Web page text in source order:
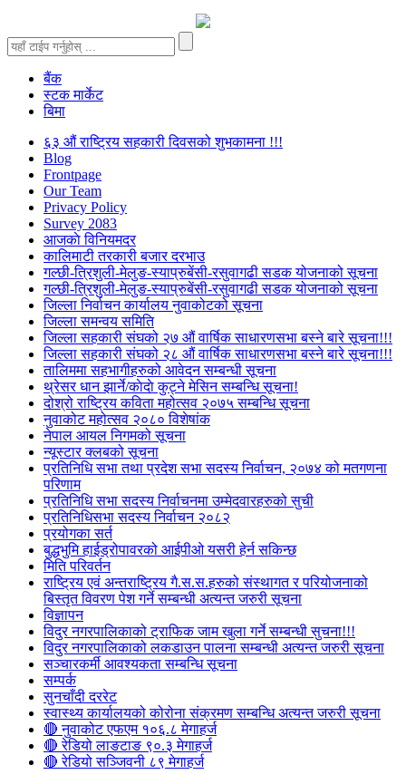
बैंक
स्टक मार्केट
बिमा
६३ औं राष्ट्रिय सहकारी दिवसको शुभकामना !!!
Blog
Frontpage
Our Team
Privacy Policy
Survey 2083
आजकाे विनियमदर
कालिमाटी तरकारी बजार दरभाउ
गल्छी-त्रिशुली-मेलुङ-स्याप्रुबेंसी-रसुवागढी सडक योजनाको सूचना
गल्छी-त्रिशुली-मेलुङ-स्याप्रुबेंसी-रसुवागढी सडक योजनाको सूचना
जिल्ला निर्वाचन कार्यालय नुवाकोटको सूचना
जिल्ला समन्वय समिति
जिल्ला सहकारी संघको २७ औं वार्षिक साधारणसभा बस्ने बारे सूचना!!!
जिल्ला सहकारी संघको २८ औं वार्षिक साधारणसभा बस्ने बारे सूचना!!!
तालिममा सहभागीहरुको आवेदन सम्बन्धी सूचना
थ्रेसर धान झार्ने/काेदाे कुट्ने मेसिन सम्बन्धि सूचना!
दोश्रो राष्ट्रिय कविता महोत्सव २०७५ सम्बन्धि सूचना
नुवाकोट महोत्सव २०८० विशेषांक
नेपाल आयल निगमको सूचना
न्यूस्टार क्लबको सूचना
प्रतिनिधि सभा तथा प्रदेश सभा सदस्य निर्वाचन, २०७४ को मतगणना
परिणाम
प्रतिनिधि सभा सदस्य निर्वाचनमा उम्मेदवारहरुको सुची
प्रतिनिधिसभा सदस्य निर्वाचन २०८२
प्रयोगका सर्त
बुद्धभुमि हाईड्रोपावरको आईपीओ यसरी हेर्न सकिन्छ
मिति परिवर्तन
राष्ट्रिय एवं अन्तराष्ट्रिय गै.स.स.हरुको संस्थागत र परियोजनाको
बिस्तृत विवरण पेश गर्ने सम्बन्धी अत्यन्त जरुरी सूचना
विज्ञापन
विदुर नगरपालिकाको ट्राफिक जाम खुला गर्ने सम्बन्धी सुचना!!!
विदुर नगरपालिकाको लकडाउन पालना सम्बन्धी अत्यन्त जरुरी सूचना
सञ्चारकर्मी आवश्यकता सम्बन्धि सूचना
सम्पर्क
सुनचाँदी दररेट
स्वास्थ्य कार्यालयको कोरोना संक्रमण सम्बन्धि अत्यन्त जरुरी सूचना
🔴 नुवाकोट एफएम १०६.८ मेगाहर्ज
🔴 रेडियो लाङटाङ ९०.३ मेगाहर्ज
🔴 रेडियो सञ्जिवनी ८९ मेगाहर्ज